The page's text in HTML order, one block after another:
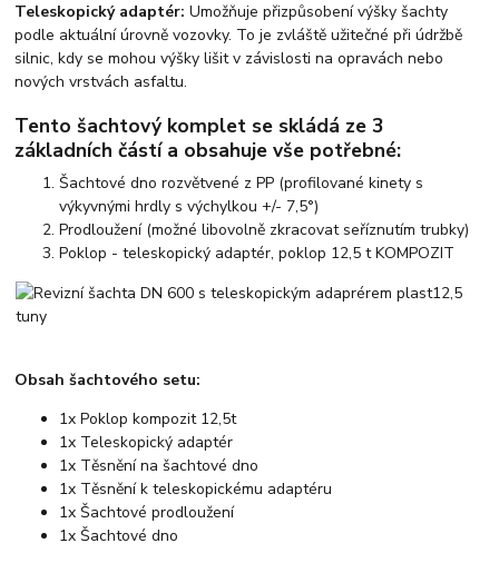
Teleskopický adaptér:Umožňuje přizpůsobení výšky šachty
podle aktuální úrovně vozovky. To je zvláště užitečné při údržbě
silnic, kdy se mohou výšky lišit v závislosti na opravách nebo
nových vrstvách asfaltu.
Tento šachtový komplet se skládá ze 3
základních částí a obsahuje vše potřebné:
Šachtové dno rozvětvené z PP (profilované kinety s
výkyvnými hrdly s výchylkou +/- 7,5°)
Prodloužení(možné libovolně zkracovat seříznutím trubky)
Poklop - teleskopický adaptér, poklop 12,5 t KOMPOZIT
Obsah šachtového setu:
1x Poklop kompozit 12,5t
1x Teleskopický adaptér
1x Těsnění na šachtové dno
1x Těsnění k teleskopickému adaptéru
1x Šachtové prodloužení
1x Šachtové dno